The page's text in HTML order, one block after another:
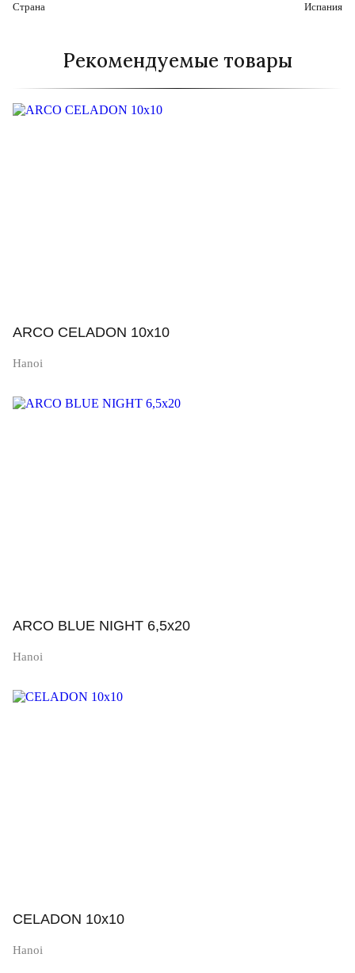
Страна Испания
Рекомендуемые товары
ARCO CELADON 10x10
Hanoi
ARCO BLUE NIGHT 6,5x20
Hanoi
CELADON 10x10
Hanoi